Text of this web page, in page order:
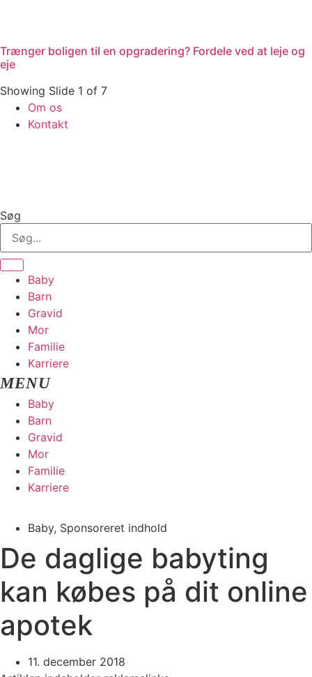
Trænger boligen til en opgradering? Fordele ved at leje og
eje
Showing Slide 1 of 7
Om os
Kontakt
Søg
Baby
Barn
Gravid
Mor
Familie
Karriere
Baby
Barn
Gravid
Mor
Familie
Karriere
Baby, Sponsoreret indhold
De daglige babyting
kan købes på dit online
apotek
11. december 2018